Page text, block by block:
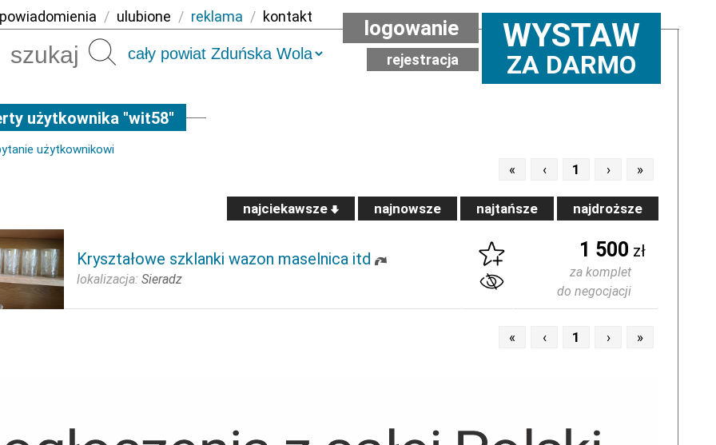
powiadomienia / ulubione / reklama / kontakt
Szukaj WYSTAW
ZA DARMO
logowanie
rejestracja
użytkownika "wit58"
użytkownikowi
« ‹ 1 › »
najciekawsze najnowsze najtańsze najdroższe
Kryształowe szklanki wazon maselnica itd
lokalizacja: Sieradz
1 500 zł
za komplet
do negocjacji
« ‹ 1 › »